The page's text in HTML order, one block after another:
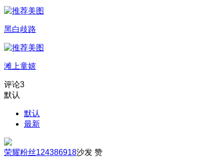
黑白歧路
滩上童嬉
评论3
默认
默认
最新
荣耀粉丝124386918沙发 赞